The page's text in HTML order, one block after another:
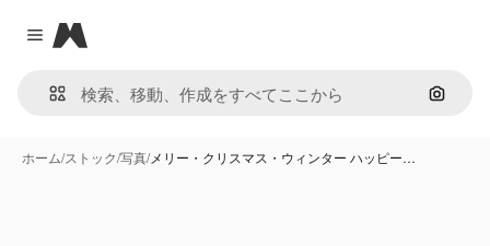
Close menu
Magnific
画像で
ホーム/ストック/写真/メリー・クリスマス・ウィンター ハッピー…